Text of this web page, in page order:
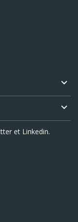
keyboard_arrow_down
keyboard_arrow_down
et Linkedin.